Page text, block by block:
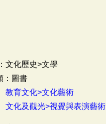
文化歷史>文學
：圖書
教育文化>文化藝術
文化及觀光>視覺與表演藝術